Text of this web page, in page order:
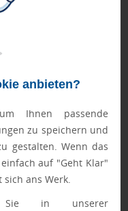
anbieten?
Ihnen passende
zu speichern und
gestalten. Wenn das
auf "Geht Klar"
ans Werk.
Sie in unserer
Zudem ist der
Aufbewahrung zu
bieten Ihnen die
Dies verleiht
priorisiert